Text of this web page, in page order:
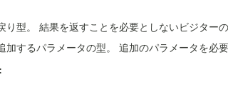
型。 結果を返すことを必要としないビジターの
するパラメータの型。 追加のパラメータを必